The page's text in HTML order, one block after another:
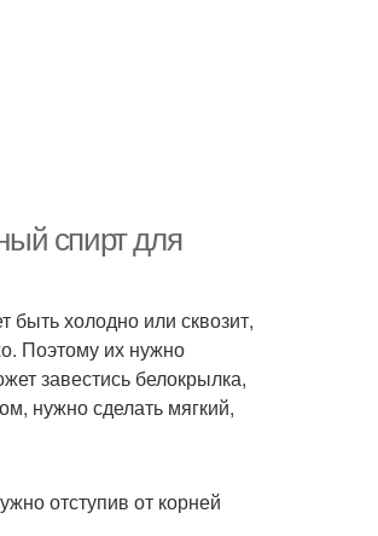
спирт для
холодно или сквозит,
Поэтому их нужно
завестись белокрылка,
нужно сделать мягкий,
отступив от корней